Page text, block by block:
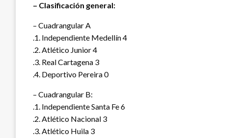
– Clasificación general:
– Cuadrangular A
.1. Independiente Medellín 4
.2. Atlético Junior 4
.3. Real Cartagena 3
.4. Deportivo Pereira 0
– Cuadrangular B:
.1. Independiente Santa Fe 6
.2. Atlético Nacional 3
.3. Atlético Huila 3